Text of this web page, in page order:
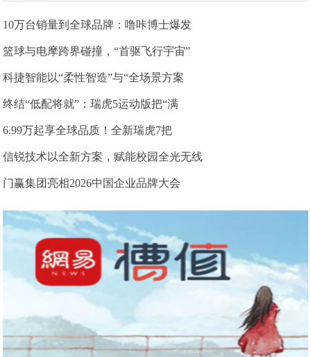
10万台销量到全球品牌：噜咔博士爆发
篮球与电摩跨界碰撞，“首驱飞行宇宙”
科捷智能以“柔性智造”与“全场景方案
终结“低配将就”：瑞虎5运动版把“满
6.99万起享全球品质！全新瑞虎7把
信锐技术以全新方案，赋能校园全光无线
门赢集团亮相2026中国企业品牌大会